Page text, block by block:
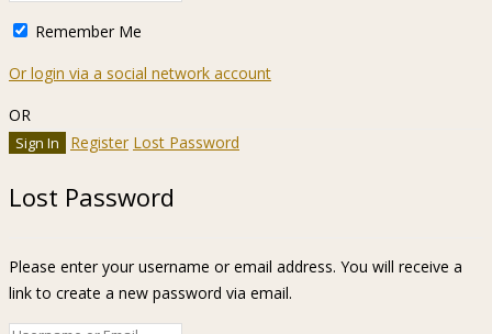
Remember Me
Or login via a social network account
OR
Register Lost Password
Lost Password
Please enter your username or email address. You will receive a
link to create a new password via email.